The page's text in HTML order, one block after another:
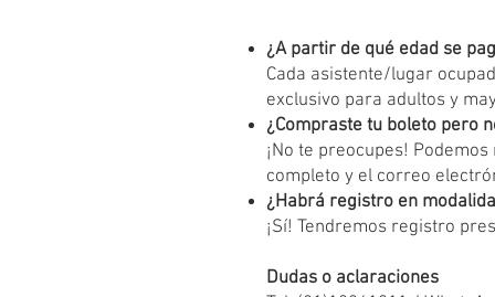
¿A partir de qué edad se
Cada asistente/lugar
exclusivo para adultos y
¿Compraste tu boleto pero
¡No te preocupes!
completo y el correo
¿Habrá registro en
¡Sí! Tendremos registro
Dudas o aclaraciones